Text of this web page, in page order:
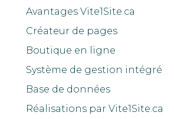
Avantages Vite1Site.ca
Créateur de pages
Boutique en ligne
Système de gestion intégré
Base de données
Réalisations par Vite1Site.ca